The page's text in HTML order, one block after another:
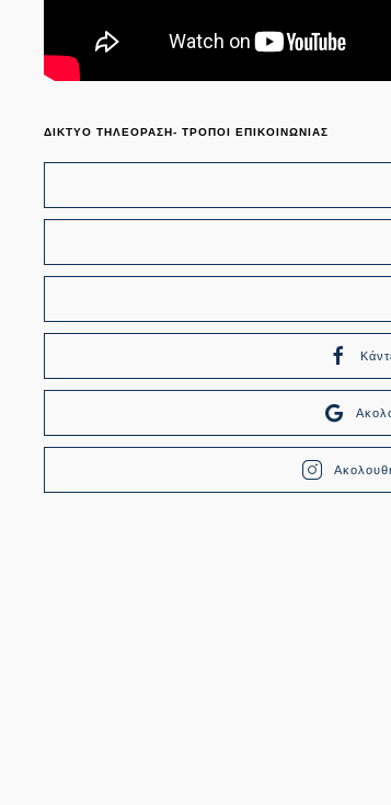
ΔΙΚΤΥΟ ΤΗΛΕΟΡΑΣΗ- ΤΡΟΠΟΙ ΕΠΙΚΟΙΝΩΝΙΑΣ